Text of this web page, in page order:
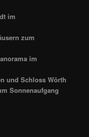
im
zum
im
und Schloss Wörth
Sonnenaufgang